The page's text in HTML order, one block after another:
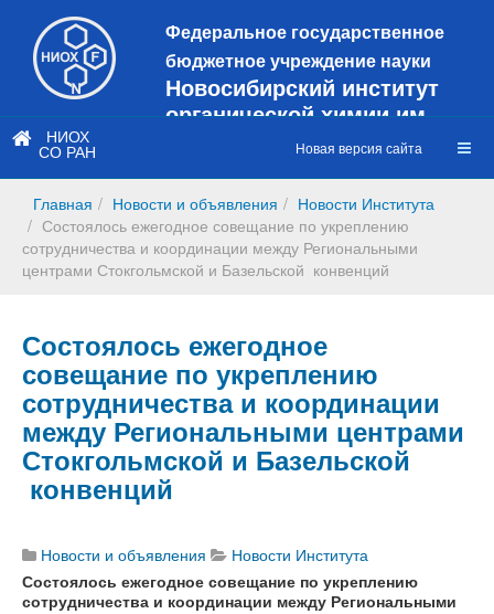
Федеральное государственное
бюджетное учреждение науки
Новосибирский институт
органической химии им.
Н.Н. Ворожцова
сайт
https://web3.nioch.nsc.ru/nioch/
НИОХ
СО РАН Новая версия сайта
Главная Новости и объявления
Новости Института
Состоялось ежегодное совещание по укреплению
сотрудничества и координации между Региональными
центрами Стокгольмской и Базельской конвенций
Состоялось ежегодное
совещание по укреплению
сотрудничества и координации
между Региональными центрами
Стокгольмской и Базельской
конвенций
Новости и объявления
Новости Института
Состоялось ежегодное совещание по укреплению
сотрудничества и координации между Региональными